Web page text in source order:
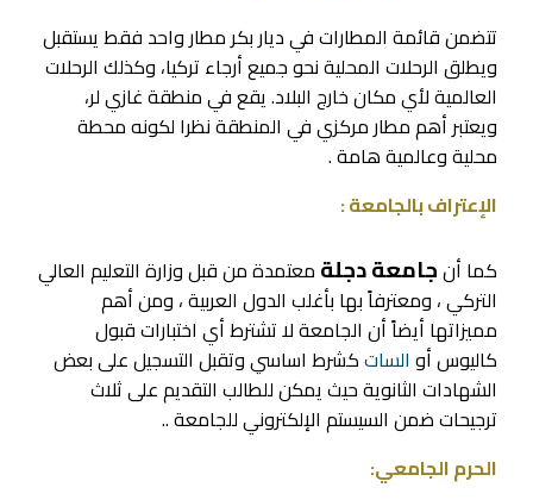
تتضمن قائمة المطارات في ديار بكر مطار واحد فقط يستقبل
ويطلق الرحلات المحلية نحو جميع أرجاء تركيا، وكذلك الرحلات
العالمية لأي مكان خارج البلاد. يقع في منطقة غازي لر،
ويعتبر أهم مطار مركزي في المنطقة نظرا لكونه محطة
محلية وعالمية هامة .
الإعتراف بالجامعة :
كما أنجامعة دجلة معتمدة من قبل وزارة التعليم العالي
التركي ، ومعترفاً بها بأغلب الدول العربية ، ومن أهم
مميزاتها أيضاً أن الجامعة لا تشترط أي اختبارات قبول
كاليوس أو الساتكشرط اساسي وتقبل التسجيل على بعض
الشهادات الثانوية حيث يمكن للطالب التقديم على ثلاث
ترجيحات ضمن السيستم الإلكتروني للجامعة ..
الحرم الجامعي: